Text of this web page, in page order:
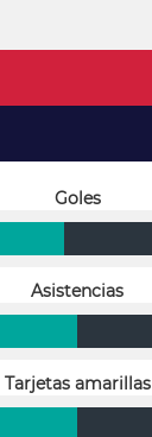
Goles
Asistencias
Tarjetas amarillas